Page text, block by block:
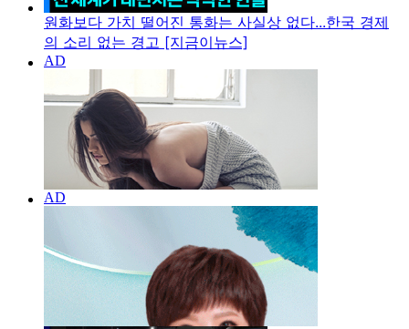
원화보다 가치 떨어진 통화는 사실상 없다...한국 경제
의 소리 없는 경고 [지금이뉴스]